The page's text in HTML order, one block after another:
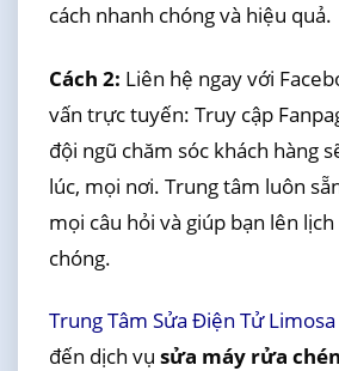
cách nhanh chóng và hiệu quả.
Cách 2: Liên hệ ngay với
vấn trực tuyến: Truy cập
đội ngũ chăm sóc khách hàng
lúc, mọi nơi. Trung tâm luôn
mọi câu hỏi và giúp bạn lên
chóng.
Trung Tâm Sửa Điện Tử Limosa
đến dịch vụ sửa máy rửa